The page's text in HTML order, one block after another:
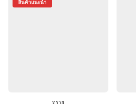
สินค้าแนะนำ
ทราย